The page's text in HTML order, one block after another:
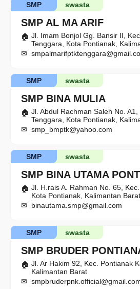
SMP AL MA ARIF
swasta
SMP
Jl. Imam Bonjol Gg. Bansir II,
Tenggara, Kota Pontianak,
SMP BINA MULIA
swasta
SMP
Jl. Abdul Rachman Saleh No.
Tenggara, Kota Pontianak,
smp_bmptk@yahoo.com
SMP BINA UTAMA
swasta
SMP
Jl. H.rais A. Rahman No. 65,
Kota Pontianak, Kalimantan Barat
binautama.smp@gmail.com
SMP BRUDER
swasta
SMP
Jl. Ar Hakim 92, Kec. Pontianak
Kalimantan Barat